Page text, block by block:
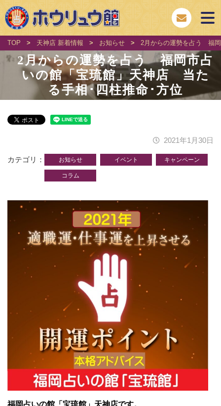
TOP > 天神店 新着情報 > お知らせ > 2月からの運勢を占う 福
2月からの運勢を占う 福岡市占
いの館「宝琉館」天神店 当た
る手相･四柱推命･方位
2021年1月30日
カテゴリ お知らせ イベント キャンペーン
コラム